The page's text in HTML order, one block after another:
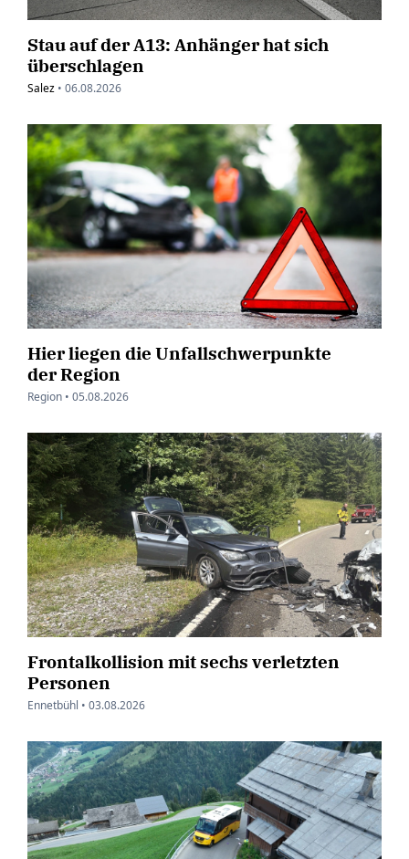
Stau auf der A13: Anhänger hat sich
überschlagen
Salez • 06.08.2026
Hier liegen die Unfallschwerpunkte
der Region
Region • 05.08.2026
Frontalkollision mit sechs verletzten
Personen
Ennetbühl • 03.08.2026